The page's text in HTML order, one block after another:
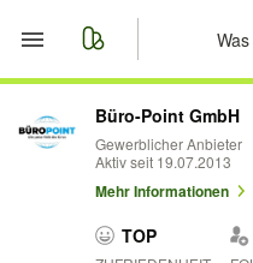
Start
Merkliste
Nachrichten
Büro-Point GmbH
Gewerblicher Anbieter
Aktiv seit 19.07.2013
Mehr Informationen
TOP